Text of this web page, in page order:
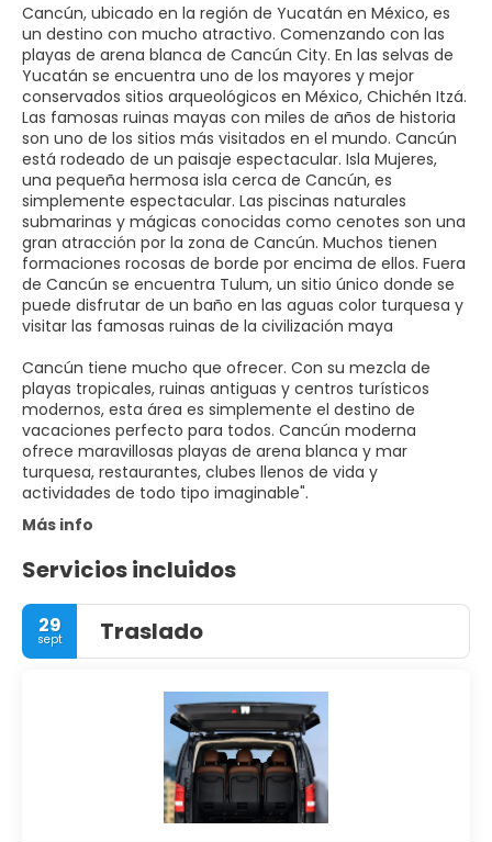
Cancún, ubicado en la región de Yucatán en México, es
un destino con mucho atractivo. Comenzando con las
playas de arena blanca de Cancún City. En las selvas de
Yucatán se encuentra uno de los mayores y mejor
conservados sitios arqueológicos en México, Chichén Itzá.
Las famosas ruinas mayas con miles de años de historia
son uno de los sitios más visitados en el mundo. Cancún
está rodeado de un paisaje espectacular. Isla Mujeres,
una pequeña hermosa isla cerca de Cancún, es
simplemente espectacular. Las piscinas naturales
submarinas y mágicas conocidas como cenotes son una
gran atracción por la zona de Cancún. Muchos tienen
formaciones rocosas de borde por encima de ellos. Fuera
de Cancún se encuentra Tulum, un sitio único donde se
puede disfrutar de un baño en las aguas color turquesa y
visitar las famosas ruinas de la civilización maya
Cancún tiene mucho que ofrecer. Con su mezcla de
playas tropicales, ruinas antiguas y centros turísticos
modernos, esta área es simplemente el destino de
vacaciones perfecto para todos. Cancún moderna
ofrece maravillosas playas de arena blanca y mar
turquesa, restaurantes, clubes llenos de vida y
Más info
Servicios incluidos
29
sept Traslado